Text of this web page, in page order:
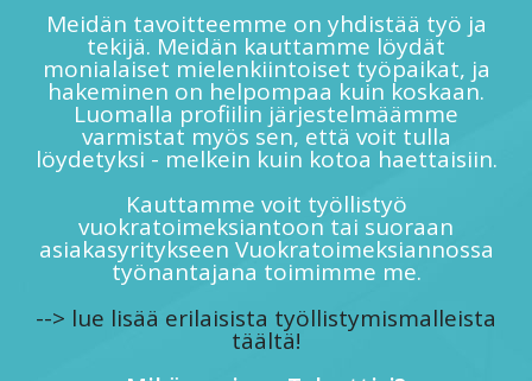
Meidän tavoitteemme on yhdistää työ ja
tekijä. Meidän kauttamme löydät
monialaiset mielenkiintoiset työpaikat, ja
hakeminen on helpompaa kuin koskaan.
Luomalla profiilin järjestelmäämme
varmistat myös sen, että voit tulla
löydetyksi - melkein kuin kotoa haettaisiin.
Kauttamme voit työllistyö
vuokratoimeksiantoon tai suoraan
asiakasyritykseen Vuokratoimeksiannossa
työnantajana toimimme me.
--> lue lisää erilaisista työllistymismalleista
täältä!